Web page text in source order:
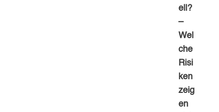
ell?
–
Wel
che
Risi
ken
zeig
en